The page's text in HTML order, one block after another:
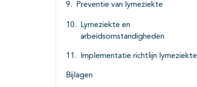
Preventie van lymeziekte
Lymeziekte en
arbeidsomstandigheden
Implementatie richtlijn lymeziekte
Bijlagen